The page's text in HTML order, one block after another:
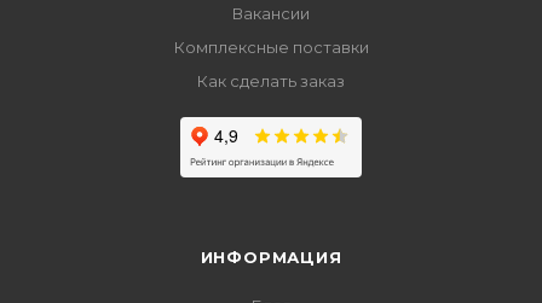
Вакансии
Комплексные поставки
Как сделать заказ
ИНФОРМАЦИЯ